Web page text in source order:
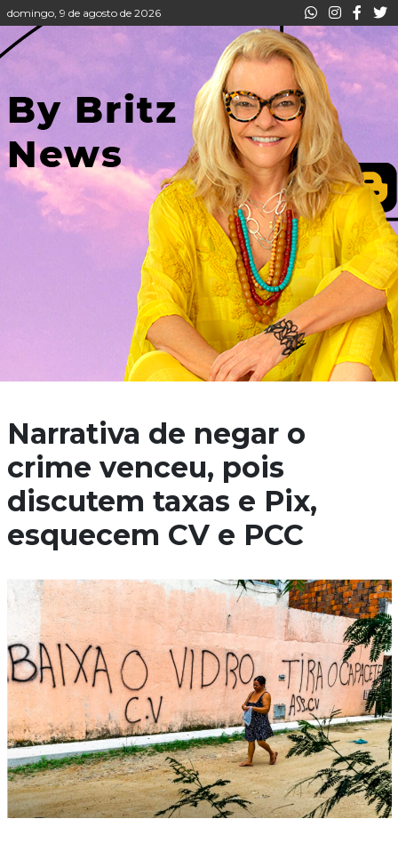
domingo, 9 de agosto de 2026
Narrativa de negar o
crime venceu, pois
discutem taxas e Pix,
esquecem CV e PCC